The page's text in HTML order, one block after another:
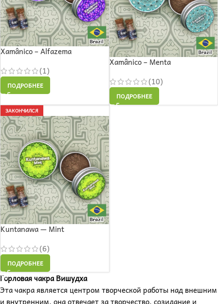
Xamânico – Alfazema
(1)
ПОДРОБНЕЕ
Xamânico – Menta
(10)
ПОДРОБНЕЕ
ЗАКОНЧИЛСЯ
Kuntanawa — Mint
(6)
ПОДРОБНЕЕ
Горловая чакра Вишудха
Эта чакра является центром творческой работы над внешним
и внутренним, она отвечает за творчество, созидание и